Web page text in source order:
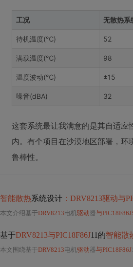
工况 无散热系
待机温度(℃) 52
满载温度(℃) 98
温度波动(℃) ±15
噪音(dBA) 32
这套系统最让我满意的是其自适
内。有个项目在沙漠地区部署，
鲁棒性。
智能散热系统设计 ：DRV8213驱动与
本文介绍基于DRV8213电机驱动器与
基于DRV8213与PIC18F86J11的智能散
本文围绕基于DRV8213电机驱动器与PIC18F86J